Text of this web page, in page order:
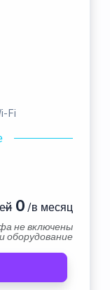
Fi
0 /в месяц
не включены
оборудование